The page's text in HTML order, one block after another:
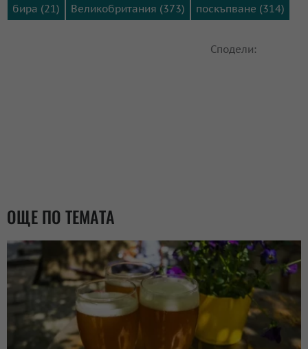
бира (21)
Великобритания (373) поскъпване (314)
Сподели:
ОЩЕ ПО ТЕМАТА